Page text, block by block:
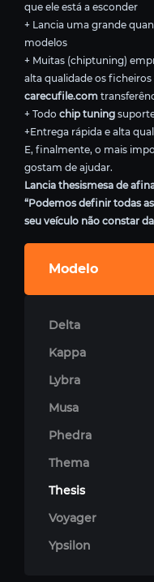
que ele está a esconder
+ Lancia uma grande
modelos
+ Muitas (chiptuning)
alta qualidade os
carecufile.com
+ Todo chip tuning
+Entrega rápida e alta
E, finalmente, o mais
gostam de ajudar.
Lancia thesismesa de
“Podemos definir todas
seu veículo não constar
Modelo
Delta
Kappa
Lybra
Musa
Phedra
Thema
Thesis
Voyager
Ypsilon